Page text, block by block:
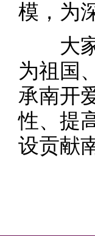
模，为
大家
为祖国
承南开
性、提
设贡献